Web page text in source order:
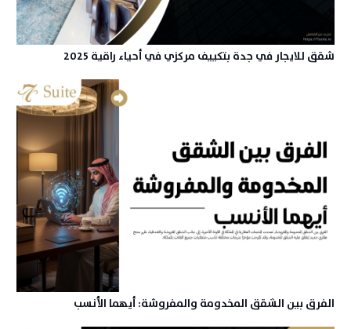
شقق للايجار في جدة بتكييف مركزي في أحياء راقية 2025
الفرق بين الشقق المخدومة والمفروشة: أيهما الأنسب